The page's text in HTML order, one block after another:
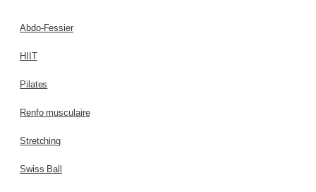
Abdo-Fessier
HIIT
Pilates
Renfo musculaire
Stretching
Swiss Ball